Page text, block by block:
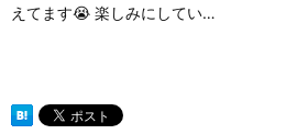
えてます😭 楽しみにしてい…